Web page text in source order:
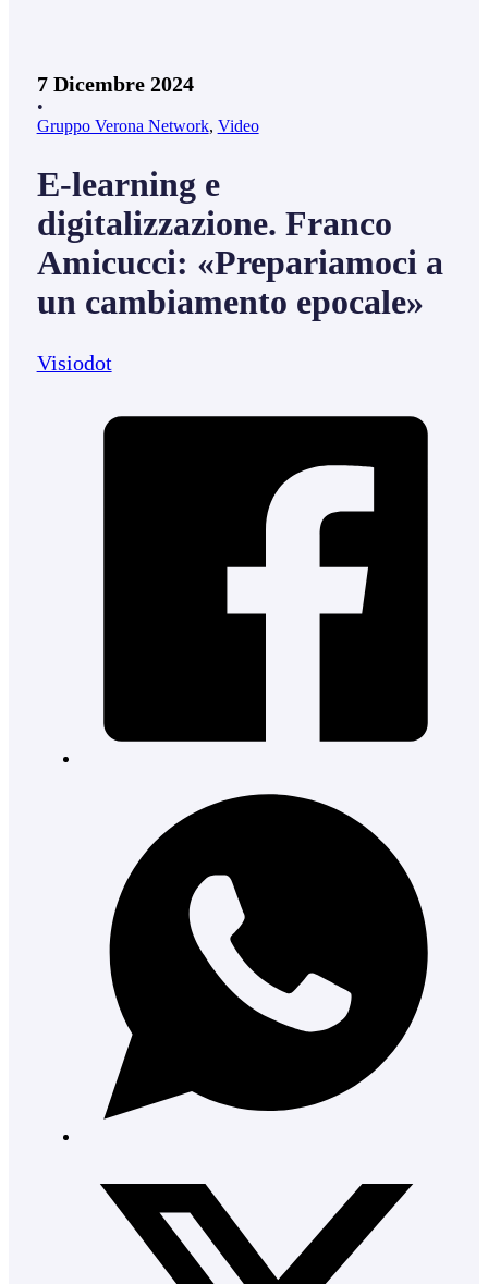
7 Dicembre 2024
•
Gruppo Verona Network, Video
E-learning e
digitalizzazione. Franco
Amicucci: «Prepariamoci a
un cambiamento epocale»
Visiodot